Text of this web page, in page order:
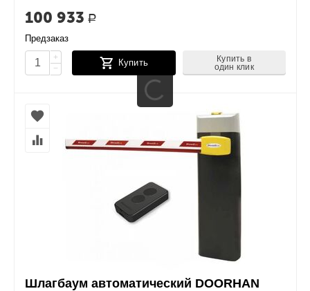
100 933 Р
Предзаказ
+
−
Купить
Купить в
один клик
Шлагбаум автоматический DOORHAN